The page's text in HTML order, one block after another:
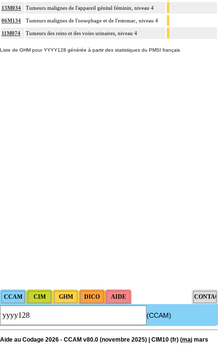
13M034 Tumeurs malignes de l'appareil génital féminin, niveau 4
06M134 Tumeurs malignes de l'oesophage et de l'estomac, niveau 4
11M074 Tumeurs des reins et des voies urinaires, niveau 4
Liste de GHM pour YYYY128 générée à partir des statistiques du PMSI français
(CCAM)
Aide au Codage 2026 - CCAM v80.0 (novembre 2025) | CIM10 (fr) (maj mars